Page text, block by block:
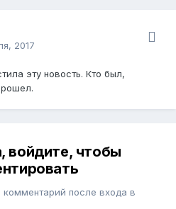
2017
эту новость. Кто был,
войдите, чтобы
после входа в